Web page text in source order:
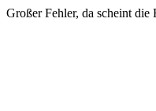
Großer Fehler, da scheint